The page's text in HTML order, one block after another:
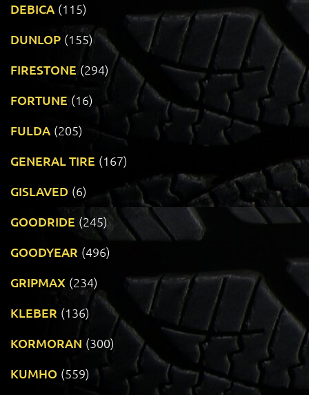
DEBICA (115)
DUNLOP (155)
FIRESTONE (294)
FORTUNE (16)
FULDA (205)
GENERAL TIRE (167)
GISLAVED (6)
GOODRIDE (245)
GOODYEAR (496)
GRIPMAX (234)
KLEBER (136)
KORMORAN (300)
KUMHO (559)